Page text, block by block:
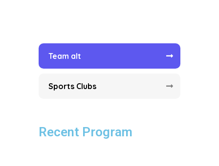
Team alt
Sports Clubs
Recent Program